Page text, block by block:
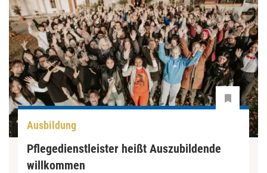
Ausbildung
Pflegedienstleister heißt Auszubildende
willkommen